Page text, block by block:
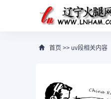
首页 >> uv段相关内容